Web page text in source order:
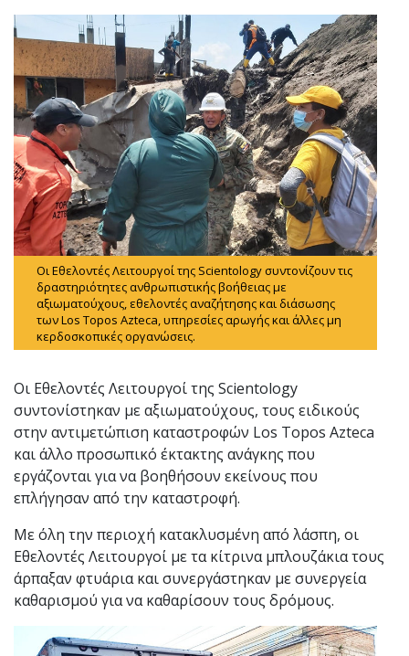
Οι Εθελοντές Λειτουργοί της Scientology συντονίζουν τις
δραστηριότητες ανθρωπιστικής βοήθειας με
αξιωματούχους, εθελοντές αναζήτησης και διάσωσης
των Los Topos Azteca, υπηρεσίες αρωγής και άλλες μη
κερδοσκοπικές οργανώσεις.
Οι Εθελοντές Λειτουργοί της Scientology
συντονίστηκαν με αξιωματούχους, τους ειδικούς
στην αντιμετώπιση καταστροφών Los Topos Azteca
και άλλο προσωπικό έκτακτης ανάγκης που
εργάζονται για να βοηθήσουν εκείνους που
επλήγησαν από την καταστροφή.
Με όλη την περιοχή κατακλυσμένη από λάσπη, οι
Εθελοντές Λειτουργοί με τα κίτρινα μπλουζάκια τους
άρπαξαν φτυάρια και συνεργάστηκαν με συνεργεία
καθαρισμού για να καθαρίσουν τους δρόμους.